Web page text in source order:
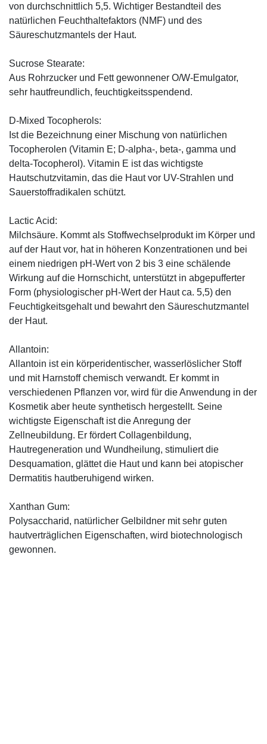
von durchschnittlich 5,5. Wichtiger Bestandteil des
natürlichen Feuchthaltefaktors (NMF) und des
Säureschutzmantels der Haut.
Sucrose Stearate:
Aus Rohrzucker und Fett gewonnener O/W-Emulgator,
sehr hautfreundlich, feuchtigkeitsspendend.
D-Mixed Tocopherols:
Ist die Bezeichnung einer Mischung von natürlichen
Tocopherolen (Vitamin E; D-alpha-, beta-, gamma und
delta-Tocopherol). Vitamin E ist das wichtigste
Hautschutzvitamin, das die Haut vor UV-Strahlen und
Sauerstoffradikalen schützt.
Lactic Acid:
Milchsäure. Kommt als Stoffwechselprodukt im Körper und
auf der Haut vor, hat in höheren Konzentrationen und bei
einem niedrigen pH-Wert von 2 bis 3 eine schälende
Wirkung auf die Hornschicht, unterstützt in abgepufferter
Form (physiologischer pH-Wert der Haut ca. 5,5) den
Feuchtigkeitsgehalt und bewahrt den Säureschutzmantel
der Haut.
Allantoin:
Allantoin ist ein körperidentischer, wasserlöslicher Stoff
und mit Harnstoff chemisch verwandt. Er kommt in
verschiedenen Pflanzen vor, wird für die Anwendung in der
Kosmetik aber heute synthetisch hergestellt. Seine
wichtigste Eigenschaft ist die Anregung der
Zellneubildung. Er fördert Collagenbildung,
Hautregeneration und Wundheilung, stimuliert die
Desquamation, glättet die Haut und kann bei atopischer
Dermatitis hautberuhigend wirken.
Xanthan Gum:
Polysaccharid, natürlicher Gelbildner mit sehr guten
hautverträglichen Eigenschaften, wird biotechnologisch
gewonnen.